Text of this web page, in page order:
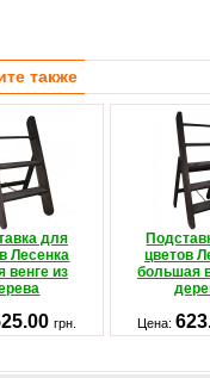
также
для
Лесенка
венге из
цветов
большая
грн. Цена: